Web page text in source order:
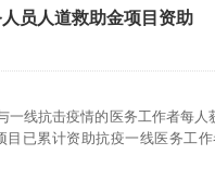
员人道救助金项目资助
线抗击疫情的医务工作者每人
已累计资助抗疫一线医务工